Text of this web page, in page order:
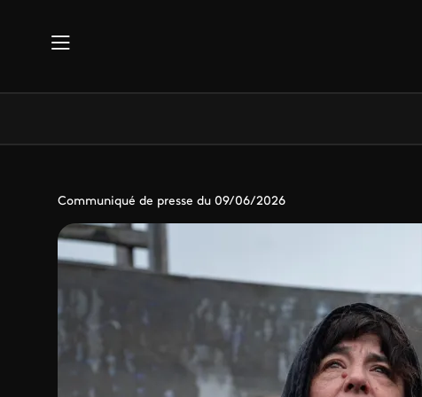
Communiqué de presse du 09/06/2026